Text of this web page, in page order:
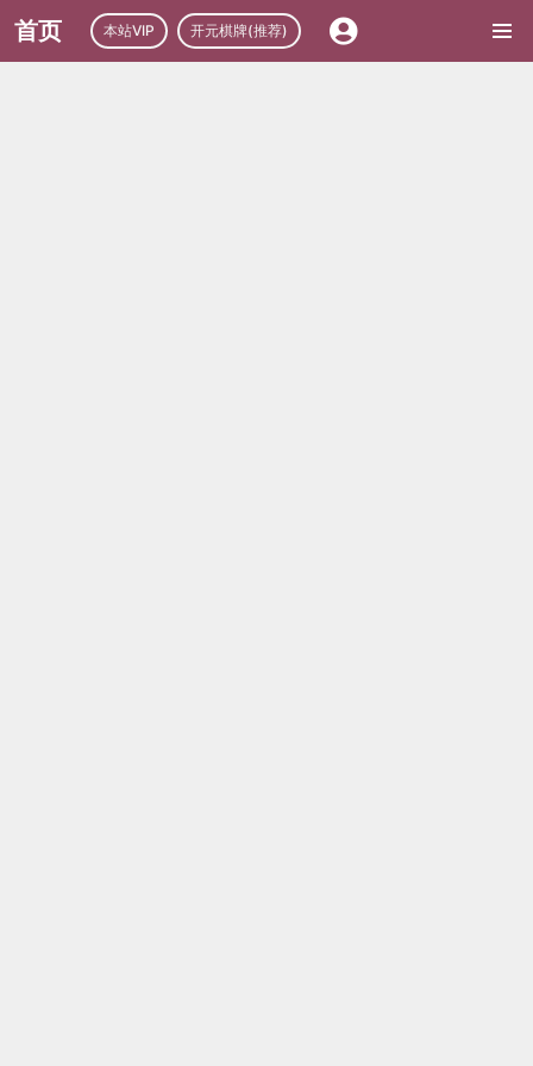
首页 本站VIP 开元棋牌(推荐)